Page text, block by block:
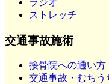
ラジオ
ストレッチ
交通事故施術
接骨院への通い方
交通事故・むちう